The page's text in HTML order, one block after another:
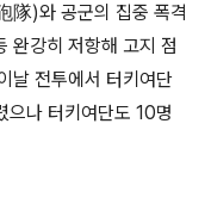
隊)와 공군의 집중 폭격
완강히 저항해 고지 점
날 전투에서 터키여단
으나 터키여단도 10명